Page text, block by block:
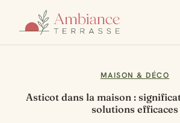
MAISON & DÉCO
Asticot dans la maison :
solutions efficaces